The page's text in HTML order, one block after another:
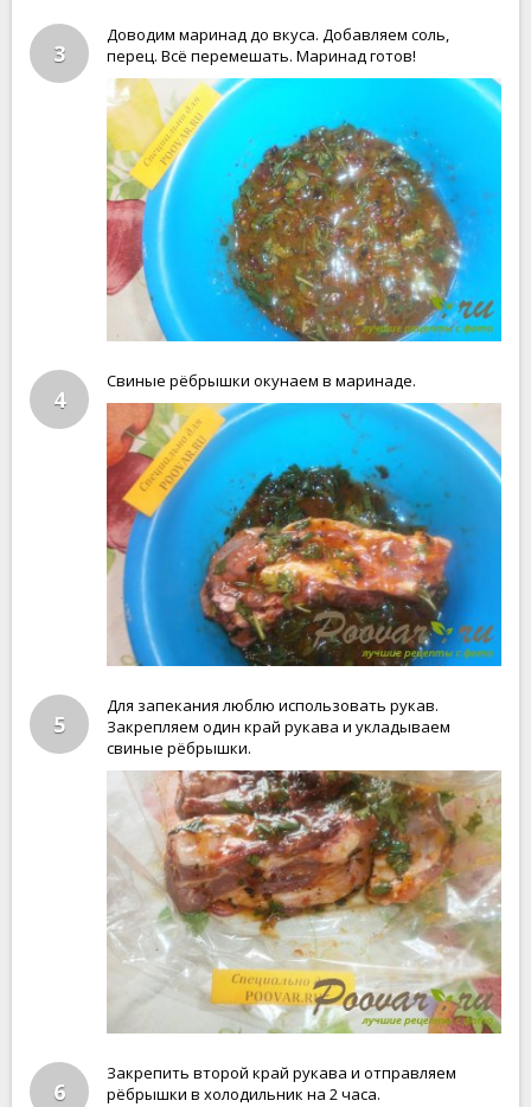
3
Доводим маринад до вкуса. Добавляем соль,
перец. Всё перемешать. Маринад готов!
4
Свиные рёбрышки окунаем в маринаде.
5
Для запекания люблю использовать рукав.
Закрепляем один край рукава и укладываем
свиные рёбрышки.
6
Закрепить второй край рукава и отправляем
рёбрышки в холодильник на 2 часа.